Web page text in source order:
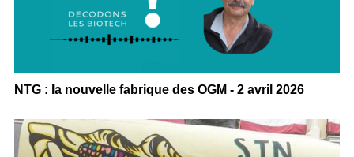
NTG : la nouvelle fabrique des OGM - 2 avril 2026